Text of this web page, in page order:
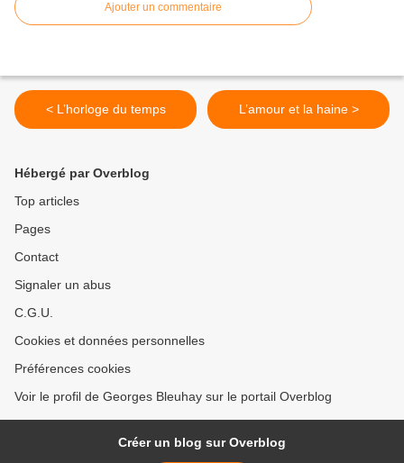
Ajouter un commentaire
< L’horloge du temps L’amour et la haine >
Hébergé par Overblog
Top articles
Pages
Contact
Signaler un abus
C.G.U.
Cookies et données personnelles
Préférences cookies
Voir le profil de Georges Bleuhay sur le portail Overblog
Créer un blog sur Overblog